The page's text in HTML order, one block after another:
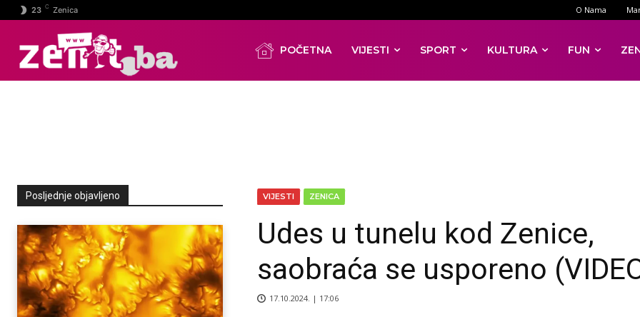
23 C Zenica O Nama
POČETNA VIJESTI SPORT KULTURA FUN
Posljednje objavljeno VIJESTI ZENICA
Udes u tunelu kod Zenice,
saobraća se usporeno
17.10.2024. | 17:06